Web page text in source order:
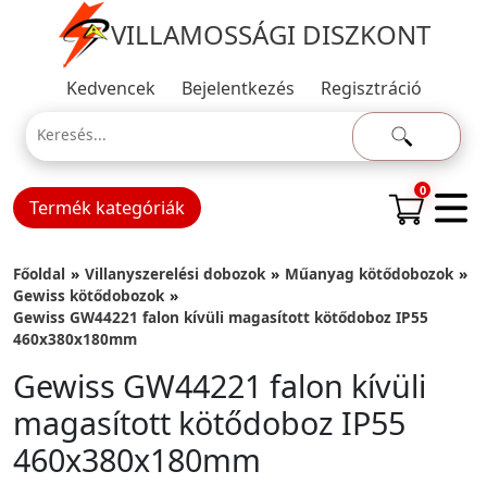
VILLAMOSSÁGI DISZKONT
Kedvencek Bejelentkezés Regisztráció
Termék kategóriák
0
Főoldal Villanyszerelési dobozok
Műanyag kötődobozok
Gewiss kötődobozok
Gewiss GW44221 falon kívüli magasított kötődoboz IP55
460x380x180mm
Gewiss GW44221 falon kívüli
magasított kötődoboz IP55
460x380x180mm